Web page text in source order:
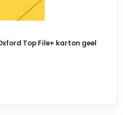
Top File+ karton geel